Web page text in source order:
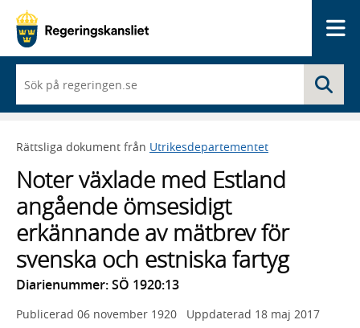
du
börjar
skriva
framträder
lista
med
sökförslag
Rättsliga dokument från Utrikesdepartementet
Noter växlade med Estland
angående ömsesidigt
erkännande av mätbrev för
svenska och estniska fartyg
Diarienummer: SÖ 1920:13
Publicerad 06 november 1920 Uppdaterad 18 maj 2017